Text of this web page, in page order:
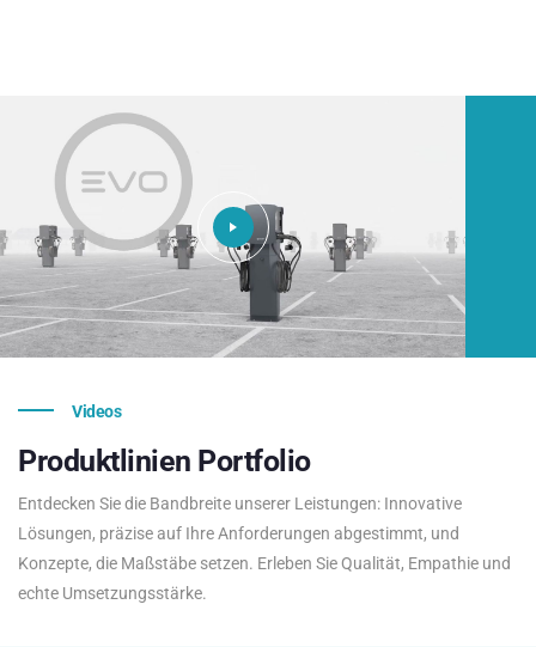
Videos
Produktlinien Portfolio
Entdecken Sie die Bandbreite unserer Leistungen: Innovative
Lösungen, präzise auf Ihre Anforderungen abgestimmt, und
Konzepte, die Maßstäbe setzen. Erleben Sie Qualität, Empathie und
echte Umsetzungsstärke.